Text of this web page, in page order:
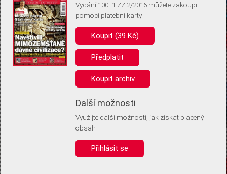
Pro základní fungování webu nepotřebujeme ukládat žádné informace
(tzv. cookies apod.). Rádi bychom vás ale požádali o souhlas s
uložením volitelných informací:
Anonymní unikátní ID
Díky němu příště poznáme, že se jedná o stejné zařízení, a
Identifikátor je zcela anonymní.
Vaše souhlasy a odmítnutí si ukládáme do vašeho zařízení, abychom se
vás už příště znovu neptali. Můžete je kdykoli později upravit ve Správě
Vydání 100+1 ZZ 2/2016 můžete zakoupit
pomocí platební karty
Koupit (39 Kč)
Předplatit
Koupit archiv
Další možnosti
Využijte další možnosti, jak získat placený
obsah
Přihlásit se